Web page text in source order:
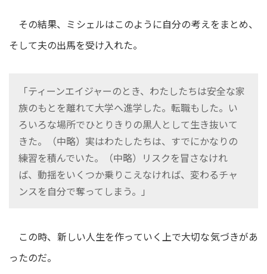
その結果、ミシェルはこのように自分の考えをまとめ、
そして夫の出馬を受け入れた。
「ティーンエイジャーのとき、わたしたちは安全な家
族のもとを離れて大学へ進学した。転職もした。い
ろいろな場所でひとりきりの黒人として生き抜いて
きた。（中略）実はわたしたちは、すでにかなりの
練習を積んでいた。（中略）リスクを冒さなけれ
ば、動揺をいくつか乗りこえなければ、変わるチャ
ンスを自分で奪ってしまう。」
この時、新しい人生を作っていく上で大切な気づきがあ
ったのだ。